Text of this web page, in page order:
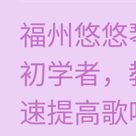
福州悠
初学者
速提高